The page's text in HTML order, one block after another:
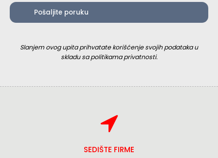
Slanjem ovog upita prihvatate korišćenje svojih podataka u
skladu sa politikama privatnosti.
SEDIŠTE FIRME